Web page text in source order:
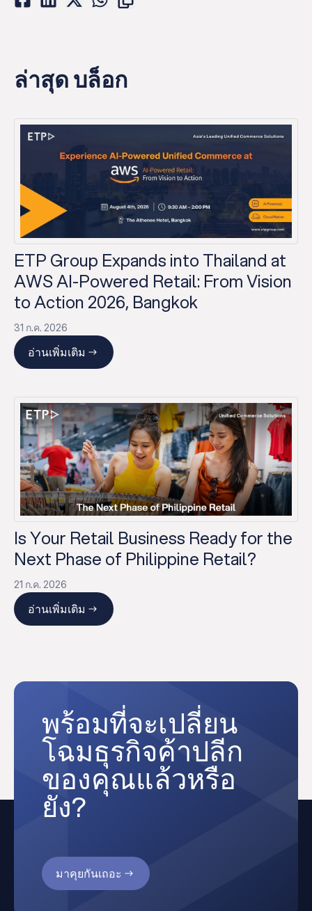
ล่าสุด บล็อก
ETP Group Expands into Thailand at
AWS AI-Powered Retail: From Vision
to Action 2026, Bangkok
31 ก.ค. 2026
อ่านเพิ่มเติม
Is Your Retail Business Ready for the
Next Phase of Philippine Retail?
21 ก.ค. 2026
อ่านเพิ่มเติม
พร้อมที่จะเปลี่ยน
โฉมธุรกิจค้าปลีก
ของคุณแล้วหรือ
ยัง?
มาคุยกันเถอะ